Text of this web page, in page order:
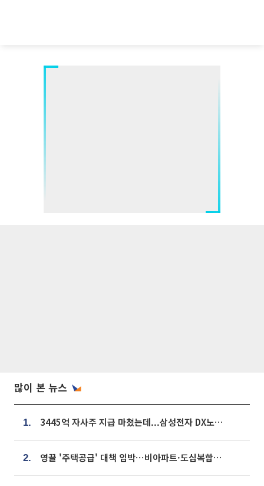
많이 본 뉴스
1. 3445억 자사주 지급 마쳤는데...삼성전자 DX노조, 뒤늦은 '떼쓰기 집회'
2. 영끌 '주택공급' 대책 임박⋯비아파트·도심복합까지 총동원